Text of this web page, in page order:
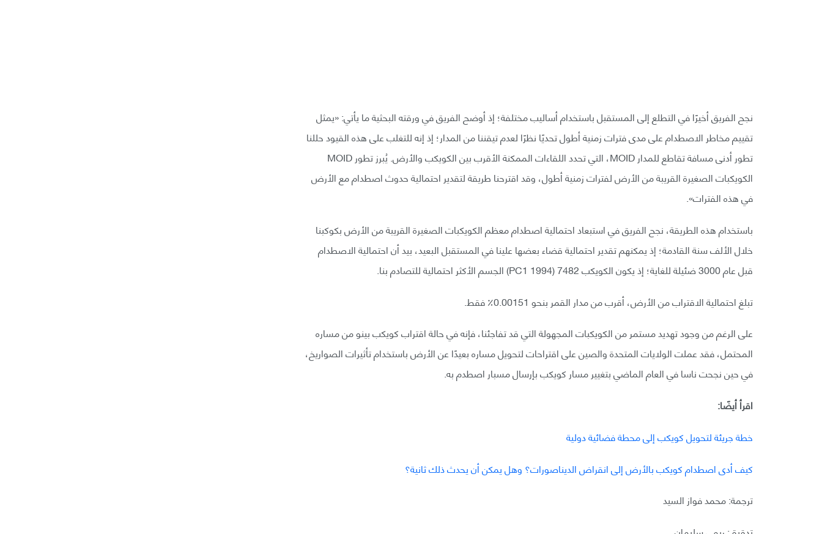
نجح الفريق أخيرًا في التطلع إلى المستقبل باستخدام أساليب مختلفة؛ إذ أوضح الفريق في ورقته البحثية ما يأتي: «يمثل
تقييم مخاطر الاصطدام على مدى فترات زمنية أطول تحديًا نظرًا لعدم تيقننا من المدار؛ إذ إنه للتغلب على هذه القيود حللنا
تطور أدنى مسافة تقاطع للمدار MOID، التي تحدد اللقاءات الممكنة الأقرب بين الكويكب والأرض. يُبرز تطور MOID
الكويكبات الصغيرة القريبة من الأرض لفترات زمنية أطول، وقد اقترحنا طريقة لتقدير احتمالية حدوث اصطدام مع الأرض
في هذه الفترات».
باستخدام هذه الطريقة، نجح الفريق في استبعاد احتمالية اصطدام معظم الكويكبات الصغيرة القريبة من الأرض بكوكبنا
خلال الألف سنة القادمة؛ إذ يمكنهم تقدير احتمالية قضاء بعضها علينا في المستقبل البعيد، بيد أن احتمالية الاصطدام
قبل عام 3000 ضئيلة للغاية؛ إذ يكون الكويكب 7482 (1994 PC1) الجسم الأكثر احتمالية للتصادم بنا.
تبلغ احتمالية الاقتراب من الأرض، أقرب من مدار القمر بنحو 0.00151٪؜ فقط.
على الرغم من وجود تهديد مستمر من الكويكبات المجهولة التي قد تفاجئنا، فإنه في حالة اقتراب كويكب بينو من مساره
المحتمل، فقد عملت الولايات المتحدة والصين على اقتراحات لتحويل مساره بعيدًا عن الأرض باستخدام تأثيرات الصواريخ،
في حين نجحت ناسا في العام الماضي بتغيير مسار كويكب بإرسال مسبار اصطدم به.
اقرأ أيضًا:
خطة جريئة لتحويل كويكب إلى محطة فضائية دولية
كيف أدى اصطدام كويكب بالأرض إلى انقراض الديناصورات؟ وهل يمكن أن يحدث ذلك ثانية؟
ترجمة: محمد فواز السيد